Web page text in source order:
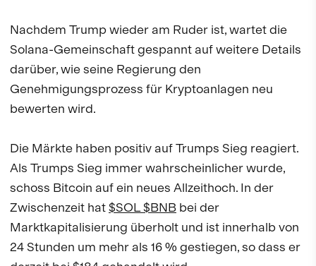
Nachdem Trump wieder am Ruder ist, wartet die
Solana-Gemeinschaft gespannt auf weitere Details
darüber, wie seine Regierung den
Genehmigungsprozess für Kryptoanlagen neu
bewerten wird.
Die Märkte haben positiv auf Trumps Sieg reagiert.
Als Trumps Sieg immer wahrscheinlicher wurde,
schoss Bitcoin auf ein neues Allzeithoch. In der
Zwischenzeit hat$SOL $BNB bei der
Marktkapitalisierung überholt und ist innerhalb von
24 Stunden um mehr als 16 % gestiegen, so dass er